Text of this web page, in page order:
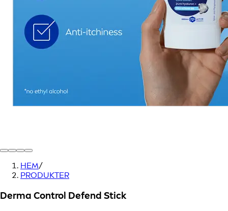
HEM/
PRODUKTER
Derma Control Defend Stick